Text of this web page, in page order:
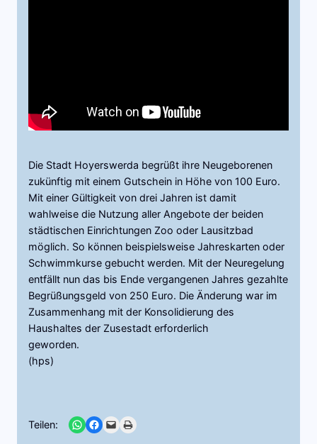
Die Stadt Hoyerswerda begrüßt ihre Neugeborenen
zukünftig mit einem Gutschein in Höhe von 100 Euro.
Mit einer Gültigkeit von drei Jahren ist damit
wahlweise die Nutzung aller Angebote der beiden
städtischen Einrichtungen Zoo oder Lausitzbad
möglich. So können beispielsweise Jahreskarten oder
Schwimmkurse gebucht werden. Mit der Neuregelung
entfällt nun das bis Ende vergangenen Jahres gezahlte
Begrüßungsgeld von 250 Euro. Die Änderung war im
Zusammenhang mit der Konsolidierung des
Haushaltes der Zusestadt erforderlich
geworden.
(hps)
Teilen: Share on WhatsApp
Share on Facebook
Email this PagePrint this Page